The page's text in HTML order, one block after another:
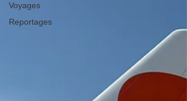
Voyages
Reportages